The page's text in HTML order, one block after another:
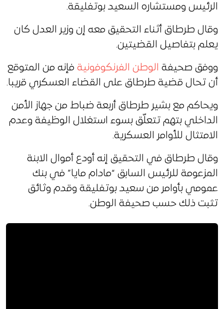
الرئيس ومستشاره السعيد بوتفليقة.
وقال طرطاق أثناء التحقيق معه إن وزير العدل كان
يعلم بتفاصيل القضيتين.
ووفق صحيفة الوطن الفرنكوفونية فإنه من المتوقع
أن تحال قضية طرطاق على القضاء العسكري قريبا.
ويحاكم مع بشير طرطاق أربعة ضباط من جهاز الأمن
الداخلي بتهم تتعلّق بسوء استغلال الوظيفة وعدم
الامتثال للأوامر العسكرية.
وقال طرطاق في التحقيق إنه أودع أموال الابنة
المزعومة للرئيس السابق “مادام مايا” في بنك
عمومي بأوامر من سعيد بوتفليقة وقدم وثائق
تثبت ذلك حسب صحيفة الوطن.